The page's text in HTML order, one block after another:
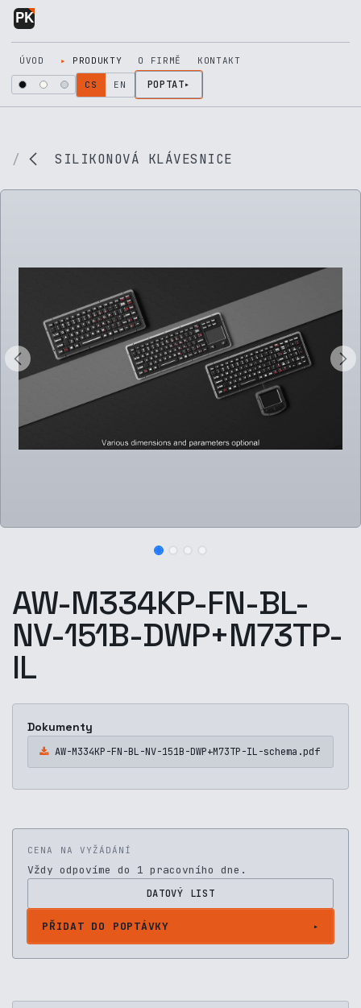
Přejít na obsah
ÚVOD PRODUKTY O FIRMĚ KONTAKT
CS EN POPTAT
SILIKONOVÁ KLÁVESNICE
AW-M334KP-FN-BL-
NV-151B-DWP+M73TP-
IL
Dokumenty
AW-M334KP-FN-BL-NV-151B-DWP+M73TP-IL-schema.pdf
CENA NA VYŽÁDÁNÍ
Vždy odpovíme do 1 pracovního dne.
DATOVÝ LIST
PŘIDAT DO POPTÁVKY